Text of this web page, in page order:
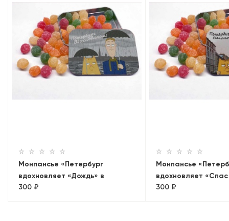
Монпансье «Петербург
вдохновляет «Дождь» в
металлической баночке
300 ₽
Монпансье
вдохновляет
в металлической
300 ₽